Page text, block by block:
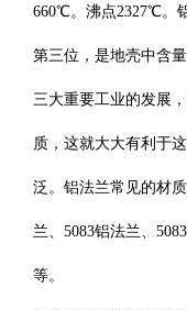
660℃。沸点2327℃。
第三位，是地壳中含
三大重要工业的发展
质，这就大大有利于
泛。铝法兰常见的材
兰、5083铝法兰、
等。